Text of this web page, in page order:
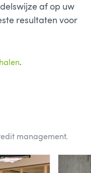
af op uw
resultaten voor
.
management.